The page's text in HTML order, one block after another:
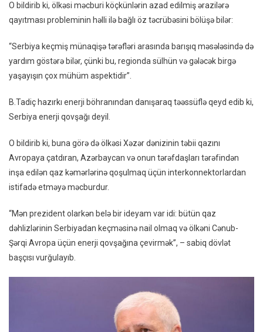
Bilər”
O bildirib ki, ölkəsi məcburi köçkünlərin azad edilmiş ərazilərə
qayıtması probleminin həlli ilə bağlı öz təcrübəsini bölüşə bilər:
“Serbiya keçmiş münaqişə tərəfləri arasında barışıq məsələsində də
yardım göstərə bilər, çünki bu, regionda sülhün və gələcək birgə
yaşayışın çox mühüm aspektidir”.
B.Tadiç hazırkı enerji böhranından danışaraq təəssüflə qeyd edib ki,
Serbiya enerji qovşağı deyil.
O bildirib ki, buna görə də ölkəsi Xəzər dənizinin təbii qazını
Avropaya çatdıran, Azərbaycan və onun tərəfdaşları tərəfindən
inşa edilən qaz kəmərlərinə qoşulmaq üçün interkonnektorlardan
istifadə etməyə məcburdur.
“Mən prezident olarkən belə bir ideyam var idi: bütün qaz
dəhlizlərinin Serbiyadan keçməsinə nail olmaq və ölkəni Cənub-
Şərqi Avropa üçün enerji qovşağına çevirmək”, – sabiq dövlət
başçısı vurğulayıb.